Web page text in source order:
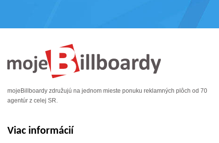
mojeBillboardy združujú na jednom mieste ponuku reklamných plôch od 70
agentúr z celej SR.
Viac informácií